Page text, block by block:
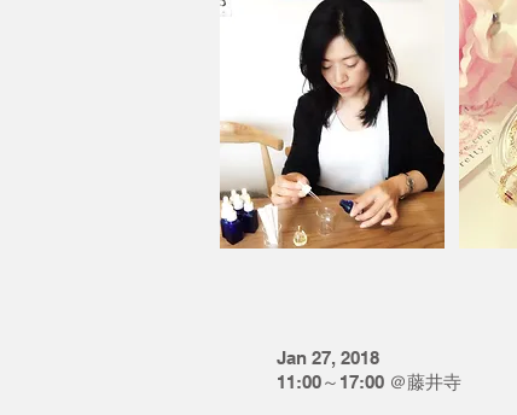
Jan 27, 2018
11:00～17:00 ＠藤井寺